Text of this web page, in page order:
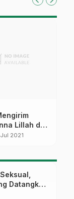
Lillah dan
untuk
2021
Datangkan